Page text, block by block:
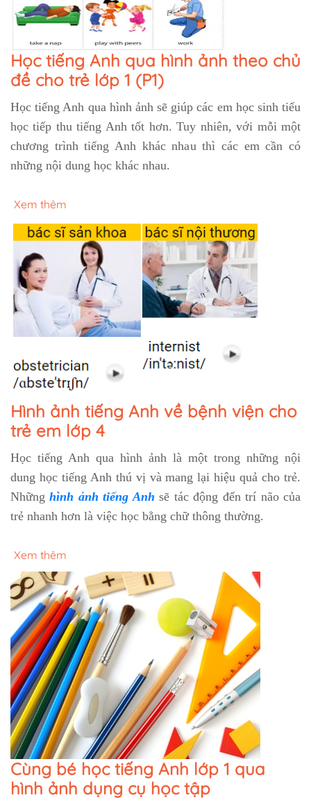
Học tiếng Anh qua hình ảnh theo chủ
đề cho trẻ lớp 1 (P1)
Học tiếng Anh qua hình ảnh sẽ giúp các em học sinh tiểu
học tiếp thu tiếng Anh tốt hơn. Tuy nhiên, với mỗi một
chương trình tiếng Anh khác nhau thì các em cần có
những nội dung học khác nhau.
Xem thêm
Hình ảnh tiếng Anh về bệnh viện cho
trẻ em lớp 4
Học tiếng Anh qua hình ảnh là một trong những nội
dung học tiếng Anh thú vị và mang lại hiệu quả cho trẻ.
Nhữnghình ảnh tiếng Anh sẽ tác động đến trí não của
trẻ nhanh hơn là việc học bằng chữ thông thường.
Xem thêm
Cùng bé học tiếng Anh lớp 1 qua
hình ảnh dụng cụ học tập